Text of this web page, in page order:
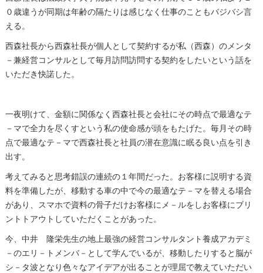
０歳違うが同期は年齢の隔たりは感じなく仕事のこともバジバシ言
える。
西森社長から西森社長が個人として契約するが私（西森）のメンタ
－兼経営コンサルとして毎月訪問訪問する契約をしたいという話を
いただき快諾した。
一夜明けて、金額に関係なく西森社長と会社にその時点で最適なテ
－マで全力を尽くすという私の使命感が頭をもたげた。毎月その時
点で最適なテ－マで西森社長と社員の潜在意識に眠る良い点を引き
出す。
考えてみると思考錯誤の連続の１年間だった。お客様に説明する資
料を準備したが、移動する車の中で今の最適なテ－マを替える場合
があり、スマホで資料の骨子だけお客様にメ－ルをしお客様にブリ
ントトアウトしていただくことがあった。
今、中井 隆栄先生の地上最強の経営コンサルタント養成アカデミ
－のエリ－トメンバ－として学んでいるが、移動したりすると脳が
シ－タ波となり色々なアイデアが出ることが理屈で教えていただい